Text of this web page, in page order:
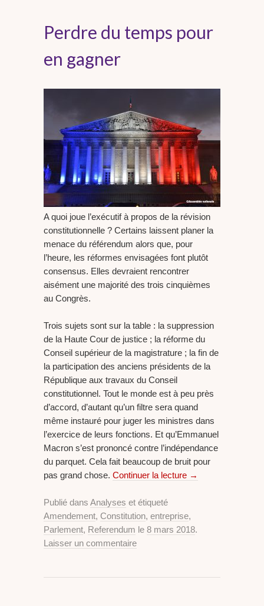
Perdre du temps pour
en gagner
A quoi joue l’exécutif à propos de la révision
constitutionnelle ? Certains laissent planer la
menace du référendum alors que, pour
l’heure, les réformes envisagées font plutôt
consensus. Elles devraient rencontrer
aisément une majorité des trois cinquièmes
au Congrès.
Trois sujets sont sur la table : la suppression
de la Haute Cour de justice ; la réforme du
Conseil supérieur de la magistrature ; la fin de
la participation des anciens présidents de la
République aux travaux du Conseil
constitutionnel. Tout le monde est à peu près
d’accord, d’autant qu’un filtre sera quand
même instauré pour juger les ministres dans
l’exercice de leurs fonctions. Et qu’Emmanuel
Macron s’est prononcé contre l’indépendance
du parquet. Cela fait beaucoup de bruit pour
pas grand chose. Continuer la lecture →
Publié dans Analyses et étiqueté
Amendement, Constitution, entreprise,
Parlement, Referendum le 8 mars 2018.
Laisser un commentaire